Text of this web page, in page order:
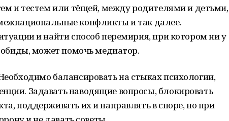
и тестем или тёщей, между родителями и детьми,
конфликты и так далее.
и найти способ перемирия, при котором ни у
обиды, может помочь медиатор.
балансировать на стыках психологии,
Задавать наводящие вопросы, блокировать
поддерживать их и направлять в споре, но при